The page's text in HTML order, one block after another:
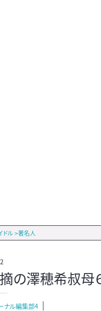
ドル>著名人
の澤穂希叔母６
ナル編集部4